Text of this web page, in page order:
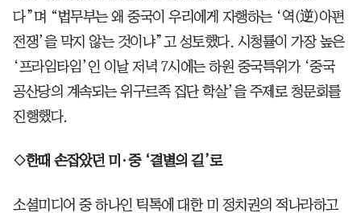
다”며 “법무부는 왜 중국이 우리에게 자행하는 ‘역(逆)아편
전쟁’을 막지 않는 것이냐”고 성토했다. 시청률이 가장 높은
‘프라임타임’인 이날 저녁 7시에는 하원 중국특위가 ‘중국
공산당의 계속되는 위구르족 집단 학살’을 주제로 청문회를
진행했다.
◇한때 손잡았던 미·중 ‘결별의 길’로
소셜미디어 중 하나인 틱톡에 대한 미 정치권의 적나라하고